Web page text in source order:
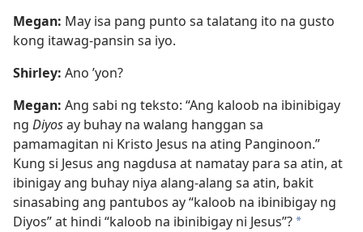
Megan: May isa pang punto sa talatang ito na gusto
kong itawag-pansin sa iyo.
Shirley: Ano ’yon?
Megan: Ang sabi ng teksto: “Ang kaloob na ibinibigay
ng Diyosay buhay na walang hanggan sa
pamamagitan ni Kristo Jesus na ating Panginoon.”
Kung si Jesus ang nagdusa at namatay para sa atin, at
ibinigay ang buhay niya alang-alang sa atin, bakit
sinasabing ang pantubos ay “kaloob na ibinibigay ng
Diyos” at hindi “kaloob na ibinibigay ni Jesus”? *